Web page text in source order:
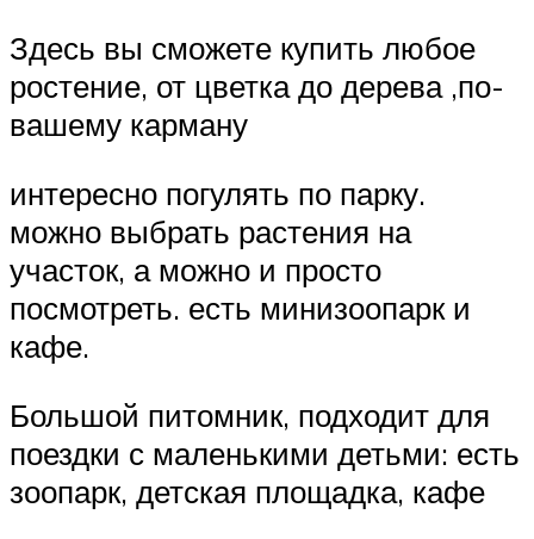
Здесь вы сможете купить любое
ростение, от цветка до дерева ,по-
вашему карману
интересно погулять по парку.
можно выбрать растения на
участок, а можно и просто
посмотреть. есть минизоопарк и
кафе.
Большой питомник, подходит для
поездки с маленькими детьми: есть
зоопарк, детская площадка, кафе